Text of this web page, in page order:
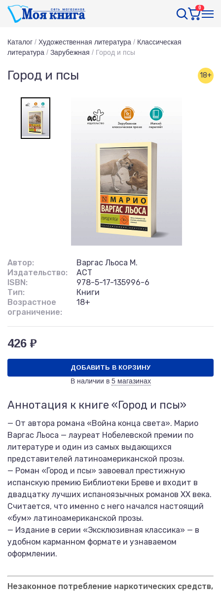
0
Каталог / Художественная литература / Классическая
литература / Зарубежная / Город и псы
Город и псы 18+
Автор:
Варгас Льоса М.
Издательство:
АСТ
ISBN:
978-5-17-135996-6
Тип:
Книги
Возрастное
ограничение:
18+
426 ₽
ДОБАВИТЬ В КОРЗИНУ
В наличии в 5 магазинах
Аннотация к книге «Город и псы»
— От автора романа «Война конца света». Марио
Варгас Льоса — лауреат Нобелевской премии по
литературе и один из самых выдающихся
представителей латиноамериканской прозы.
— Роман «Город и псы» завоевал престижную
испанскую премию Библиотеки Бреве и входит в
двадцатку лучших испаноязычных романов XX века.
Считается, что именно с него начался настоящий
«бум» латиноамериканской прозы.
— Издание в серии «Эксклюзивная классика» — в
удобном карманном формате и узнаваемом
оформлении.
Незаконное потребление наркотических средств,